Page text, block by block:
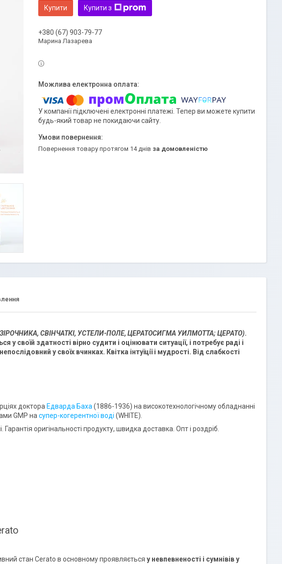
Купити Купити з
+380 (67) 903-79-77
Марина Лазарева
У компанії підключені електронні платежі. Тепер ви можете купити
будь-який товар не покидаючи сайту.
повернення товару протягом 14 днів за домовленістю
ЗІРОЧНИКА, СВІНЧАТКІ, УСТЕЛИ-ПОЛЕ, ЦЕРАТОСИГМА УИЛМОТТА; ЦЕРАТО).
своїй здатності вірно судити і оцінювати ситуації, і потребує раді і
у своїх вчинках. Квітка інтуїції і мудрості. Від слабкості
доктора Едварда Баха (1886-1936) на високотехнологічному обладнанні
GMP на супер-когерентної воді (WHITE).
оригінальності продукту, швидка доставка. Опт і роздріб.
стан Cerato в основному проявляється у невпевненості і сумнівів у